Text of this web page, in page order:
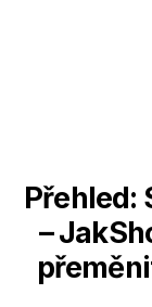
Přehled:
–